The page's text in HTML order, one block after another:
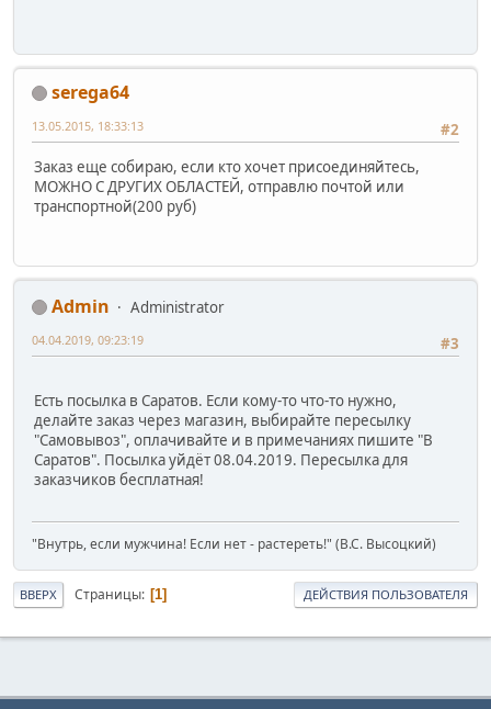
serega64
#2
13.05.2015, 18:33:13
Заказ еще собираю, если кто хочет присоединяйтесь,
МОЖНО С ДРУГИХ ОБЛАСТЕЙ, отправлю почтой или
транспортной(200 руб)
Admin
Administrator
#3
04.04.2019, 09:23:19
Есть посылка в Саратов. Если кому-то что-то нужно,
делайте заказ через магазин, выбирайте пересылку
"Самовывоз", оплачивайте и в примечаниях пишите "В
Саратов". Посылка уйдёт 08.04.2019. Пересылка для
заказчиков бесплатная!
"Внутрь, если мужчина! Если нет - растереть!" (В.С. Высоцкий)
ВВЕРХ Страницы 1 ДЕЙСТВИЯ ПОЛЬЗОВАТЕЛЯ